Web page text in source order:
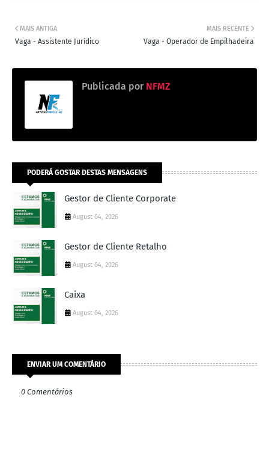
MAIS RECENTE
Vaga - Operador de Empilhadeira
MAIS ANTIGA
Vaga - Assistente Jurídico
Publicada por NFMZ
PODERÁ GOSTAR DESTAS MENSAGENS
Gestor de Cliente Corporate
August 04, 2026
Gestor de Cliente Retalho
August 04, 2026
Caixa
August 04, 2026
ENVIAR UM COMENTÁRIO
0 Comentários